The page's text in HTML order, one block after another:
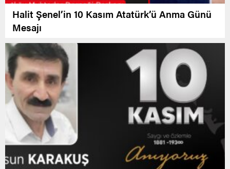
Halit Şenel’in 10 Kasım Atatürk’ü Anma Günü
Mesajı